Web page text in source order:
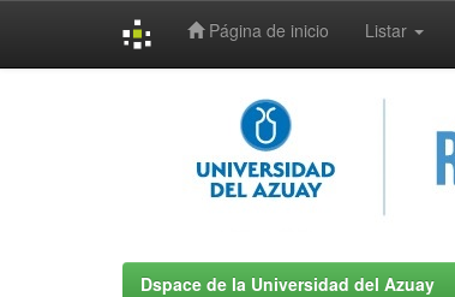
Página de inicio Listar
Dspace de la Universidad del Azuay